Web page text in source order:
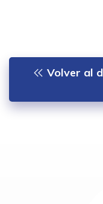
Volver al